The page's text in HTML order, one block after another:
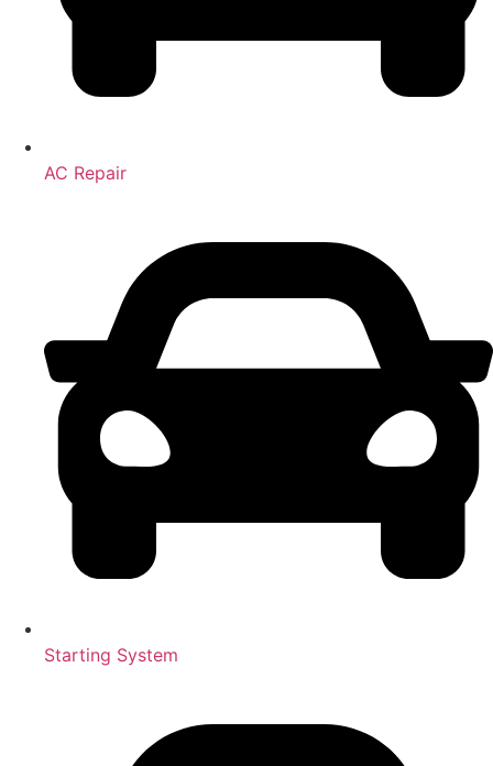
AC Repair
Starting System